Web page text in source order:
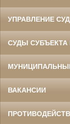
УПРАВЛЕНИЕ
СУДЫ СУБЪЕКТА
ВАКАНСИИ